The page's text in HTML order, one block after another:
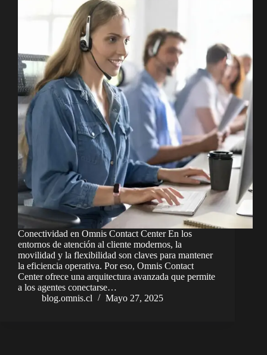
Conectividad en Omnis Contact Center En los
entornos de atención al cliente modernos, la
movilidad y la flexibilidad son claves para mantener
la eficiencia operativa. Por eso, Omnis Contact
Center ofrece una arquitectura avanzada que permite
a los agentes conectarse…
blog.omnis.cl
Mayo 27, 2025